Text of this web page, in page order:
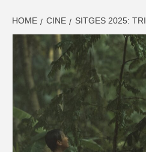
HOME CINE SITGES 2025: